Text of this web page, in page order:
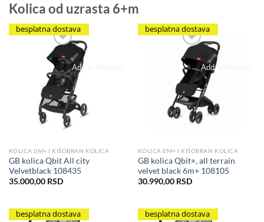
Kolica od uzrasta 6+m
besplatna dostava
Add to Wishlist
KOLICA 0M+ I KIŠOBRAN KOLICA
GB kolica Qbit All city
Velvetblack 108435
35.000,00 RSD
besplatna dostava
Add to Wishlist
KOLICA 0M+ I KIŠOBRAN KOLICA
GB kolica Qbit+, all terrain
velvet black 6m+ 108105
30.990,00 RSD
besplatna dostava besplatna dostava